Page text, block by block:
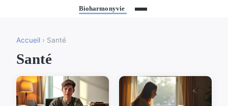
Accueil › Santé
Santé